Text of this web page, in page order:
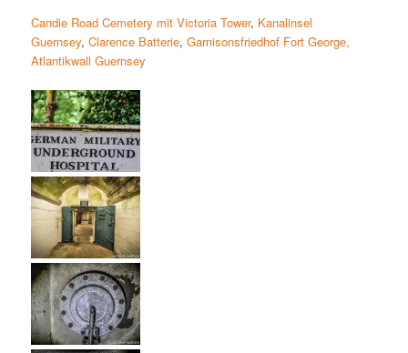
Candie Road Cemetery mit Victoria Tower, Kanalinsel
Guernsey,Clarence Batterie,Garnisonsfriedhof Fort George,
Atlantikwall Guernsey